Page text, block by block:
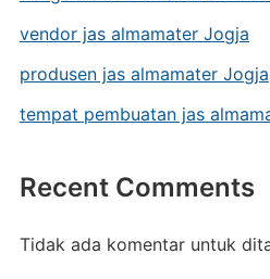
vendor jas almamater Jogja
produsen jas almamater Jogja
tempat pembuatan jas
Recent Comments
Tidak ada komentar untuk